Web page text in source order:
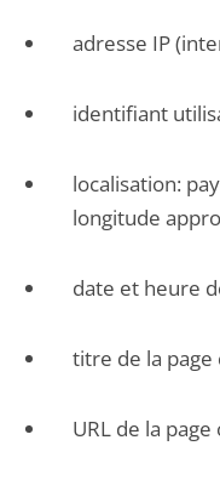
adresse IP
identifiant
localisation:
longitude
date et heure
titre de la page
URL de la page